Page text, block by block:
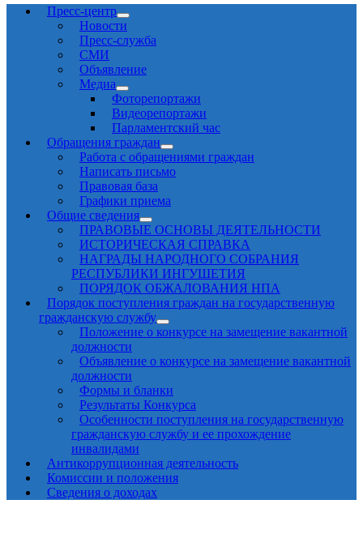
Пресс-центр
Новости
Пресс-служба
СМИ
Объявление
Медиа
Фоторепортажи
Видеорепортажи
Парламентский час
Обращения граждан
Работа с обращениями граждан
Написать письмо
Правовая база
Графики приема
Общие сведения
ПРАВОВЫЕ ОСНОВЫ ДЕЯТЕЛЬНОСТИ
ИСТОРИЧЕСКАЯ СПРАВКА
НАГРАДЫ НАРОДНОГО СОБРАНИЯ
РЕСПУБЛИКИ ИНГУШЕТИЯ
ПОРЯДОК ОБЖАЛОВАНИЯ НПА
Порядок поступления граждан на государственную
гражданскую службу
Положение о конкурсе на замещение вакантной
должности
Объявление о конкурсе на замещение вакантной
должности
Формы и бланки
Результаты Конкурса
Особенности поступления на государственную
гражданскую службу и ее прохождение
инвалидами
Антикоррупционная деятельность
Комиссии и положения
Сведения о доходах